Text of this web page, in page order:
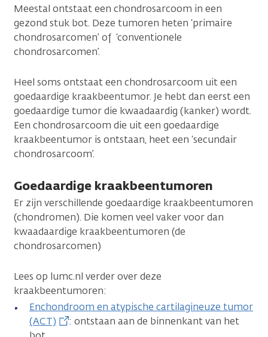
Meestal ontstaat een chondrosarcoom in een
gezond stuk bot. Deze tumoren heten ‘primaire
chondrosarcomen’ of ‘conventionele
chondrosarcomen’.
Heel soms ontstaat een chondrosarcoom uit een
goedaardige kraakbeentumor. Je hebt dan eerst een
goedaardige tumor die kwaadaardig (kanker) wordt.
Een chondrosarcoom die uit een goedaardige
kraakbeentumor is ontstaan, heet een ‘secundair
chondrosarcoom’.
Goedaardige kraakbeentumoren
Er zijn verschillende goedaardige kraakbeentumoren
(chondromen). Die komen veel vaker voor dan
kwaadaardige kraakbeentumoren (de
chondrosarcomen)
Lees op lumc.nl verder over deze
kraakbeentumoren:
Enchondroom en atypische cartilagineuze tumor
(ACT)
: ontstaan aan de binnenkant van het